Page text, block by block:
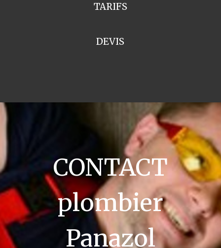
TARIFS
DEVIS
CONTACT
plombier
Panazol